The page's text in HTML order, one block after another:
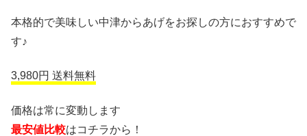
本格的で美味しい中津からあげをお探しの方におすすめで
す♪
3,980円 送料無料
価格は常に変動します
最安値比較はコチラから！